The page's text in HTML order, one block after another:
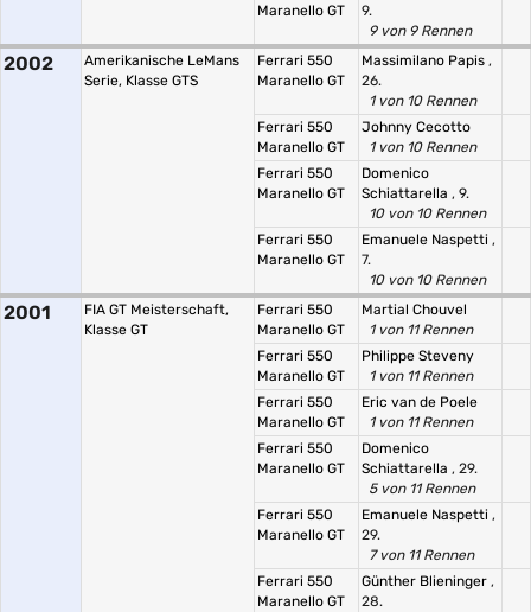
Maranello GT
9.
9 von 9 Rennen
2002
Amerikanische LeMans
Serie, Klasse GTS
Ferrari 550
Maranello GT
Massimilano Papis ,
26.
1 von 10 Rennen
Ferrari 550
Maranello GT
Johnny Cecotto
1 von 10 Rennen
Ferrari 550
Maranello GT
Domenico
Schiattarella , 9.
10 von 10 Rennen
Ferrari 550
Maranello GT
Emanuele Naspetti ,
7.
10 von 10 Rennen
2001
FIA GT Meisterschaft,
Klasse GT
Ferrari 550
Maranello GT
Martial Chouvel
1 von 11 Rennen
Ferrari 550
Maranello GT
Philippe Steveny
1 von 11 Rennen
Ferrari 550
Maranello GT
Eric van de Poele
1 von 11 Rennen
Ferrari 550
Maranello GT
Domenico
Schiattarella , 29.
5 von 11 Rennen
Ferrari 550
Maranello GT
Emanuele Naspetti ,
29.
7 von 11 Rennen
Ferrari 550
Maranello GT
Günther Blieninger ,
28.